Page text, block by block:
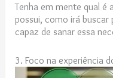
Tenha em mente qual é
possui, como irá
capaz de sanar essa
3. Foco na experiência